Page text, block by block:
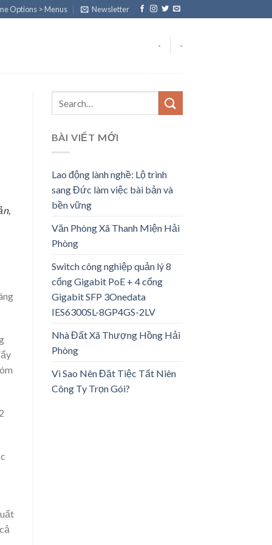
Options > Menus Newsletter
- -
BÀI VIẾT MỚI
Lao động lành nghề: Lộ trình
sang Đức làm việc bài bản và
bền vững
Văn Phòng Xã Thanh Miện Hải
Phòng
Switch công nghiệp quản lý 8
cổng Gigabit PoE + 4 cổng
Gigabit SFP 3Onedata
IES6300SL-8GP4GS-2LV
Nhà Đất Xã Thượng Hồng Hải
Phòng
Vì Sao Nên Đặt Tiệc Tất Niên
Công Ty Trọn Gói?